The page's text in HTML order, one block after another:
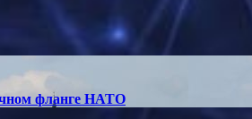
фланге НАТО